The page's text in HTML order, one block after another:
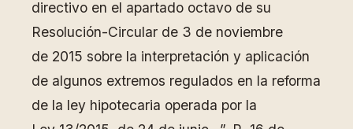
directivo en el apartado octavo de su
Resolución-Circular de 3 de noviembre
de 2015 sobre la interpretación y aplicación
de algunos extremos regulados en la reforma
de la ley hipotecaria operada por la